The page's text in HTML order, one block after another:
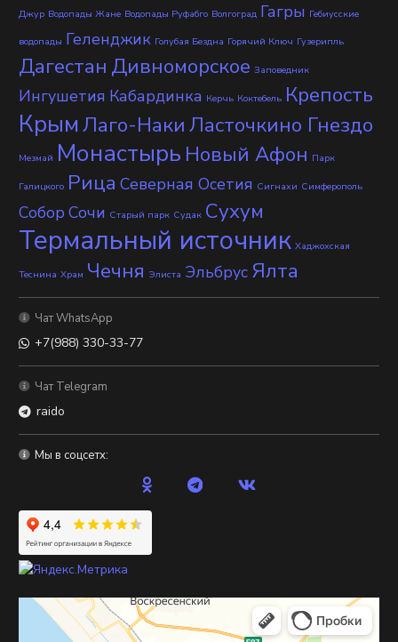
Джур Водопады Жане Водопады Руфабго Волгоград Гагры Гебиусские
водопады Геленджик Голубая Бездна Горячий Ключ Гузерипль
Дагестан Дивноморское Заповедник
Ингушетия Кабардинка Керчь Коктебель Крепость
КрымЛаго-НакиЛасточкино Гнездо
Мезмай Монастырь Новый Афон Парк
Галицкого Рица Северная Осетия Сигнахи Симферополь
Собор Сочи Старый парк Судак Сухум
Термальный источник Хаджохская
Теснина Храм Чечня Элиста Эльбрус Ялта
Чат WhatsApp
+7(988) 330-33-77
Чат Telegram
raido
Мы в соцсетх: